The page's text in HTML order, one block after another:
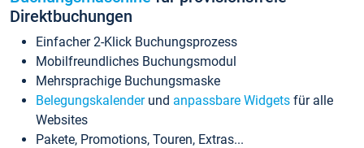
Direktbuchungen
Einfacher 2-Klick Buchungsprozess
Mobilfreundliches Buchungsmodul
Mehrsprachige Buchungsmaske
Belegungskalenderund anpassbare Widgets für alle
Websites
Pakete, Promotions, Touren, Extras...